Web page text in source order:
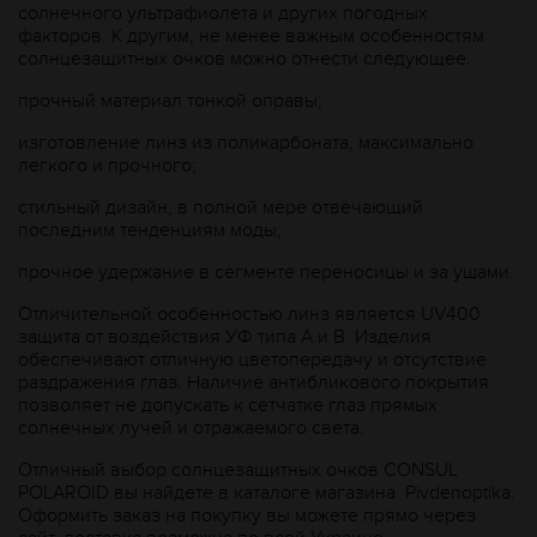
солнечного ультрафиолета и других погодных
факторов. К другим, не менее важным особенностям
солнцезащитных очков можно отнести следующее:
прочный материал тонкой оправы;
изготовление линз из поликарбоната, максимально
легкого и прочного;
стильный дизайн, в полной мере отвечающий
последним тенденциям моды;
прочное удержание в сегменте переносицы и за ушами.
Отличительной особенностью линз является UV400
защита от воздействия УФ типа А и В. Изделия
обеспечивают отличную цветопередачу и отсутствие
раздражения глаз. Наличие антибликового покрытия
позволяет не допускать к сетчатке глаз прямых
солнечных лучей и отражаемого света.
Отличный выбор солнцезащитных очков CONSUL
POLAROID вы найдете в каталоге магазина Рivdenoptika.
Оформить заказ на покупку вы можете прямо через